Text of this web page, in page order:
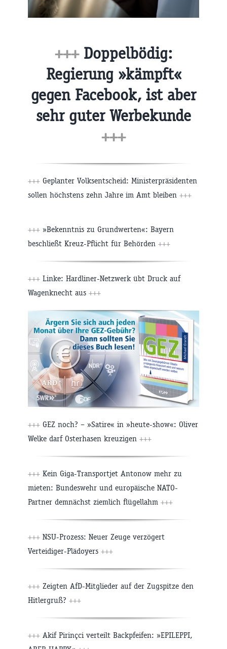
+++ Doppelbödig:
Regierung »kämpft«
gegen Facebook, ist aber
sehr guter Werbekunde
+++
+++ Geplanter Volksentscheid: Ministerpräsidenten
sollen höchstens zehn Jahre im Amt bleiben +++
+++ »Bekenntnis zu Grundwerten«: Bayern
beschließt Kreuz-Pflicht für Behörden +++
+++ Linke: Hardliner-Netzwerk übt Druck auf
Wagenknecht aus +++
+++ GEZ noch? – »Satire« in »heute-show«: Oliver
Welke darf Osterhasen kreuzigen +++
+++ Kein Giga-Transportjet Antonow mehr zu
mieten: Bundeswehr und europäische NATO-
Partner demnächst ziemlich flügellahm +++
+++ NSU-Prozess: Neuer Zeuge verzögert
Verteidiger-Plädoyers +++
+++ Zeigten AfD-Mitglieder auf der Zugspitze den
Hitlergruß? +++
+++ Akif Pirinçci verteilt Backpfeifen: »EPILEPPI,